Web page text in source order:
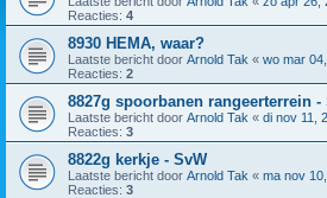
Reacties: 4
8930 HEMA, waar?
Laatste bericht door Arnold Tak « wo mar
Reacties: 2
8827g spoorbanen rangeerterrein -
Laatste bericht door Arnold Tak « di nov 11,
Reacties: 3
8822g kerkje - SvW
Laatste bericht door Arnold Tak « ma nov
Reacties: 3